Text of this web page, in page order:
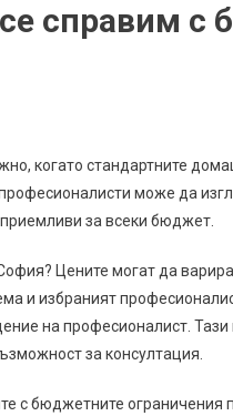
справим с
когато стандартните
може да
за всеки бюджет.
Цените могат да
и избраният
на професионалист.
за консултация.
с бюджетните ограничения